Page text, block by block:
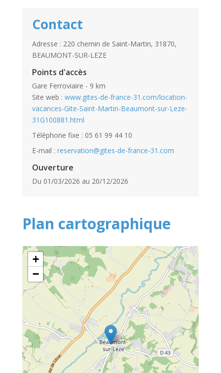
Contact
Adresse : 220 chemin de Saint-Martin, 31870,
BEAUMONT-SUR-LEZE
Points d'accès
Gare Ferroviaire - 9 km
Site web : www.gites-de-france-31.com/location-
vacances-Gite-Saint-Martin-Beaumont-sur-Leze-
31G100881.html
Téléphone fixe : 05 61 99 44 10
E-mail : reservation@gites-de-france-31.com
Ouverture
Du 01/03/2026 au 20/12/2026
Plan cartographique
+
−